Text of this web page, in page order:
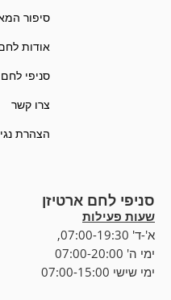
סיפור
אודות
סניפי לחם
צרו קשר
הצהרת
סניפי לחם ארטיזן
שעות פעילות
א'-ד' 07:00-19:30,
ימי ה' 07:00-20:00
ימי שישי 07:00-15:00